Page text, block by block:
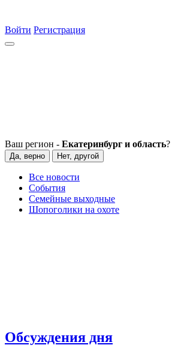
Войти Регистрация
Ваш регион - Екатеринбург и область?
Да, верно Нет, другой
Все новости
События
Семейные выходные
Шопоголики на охоте
Обсуждения дня